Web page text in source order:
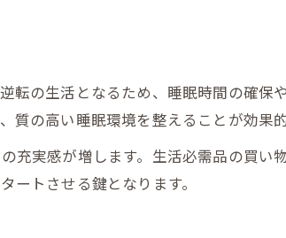
転の生活となるため、睡眠時間の確保
の高い睡眠環境を整えることが効果的
実感が増します。生活必需品の買い物
トさせる鍵となります。